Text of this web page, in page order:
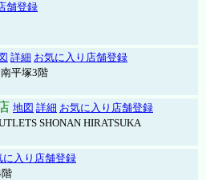
舗登録
詳細 お気に入り店舗登録
平塚3階
地図 詳細 お気に入り店舗登録
SHONAN HIRATSUKA
に入り店舗登録